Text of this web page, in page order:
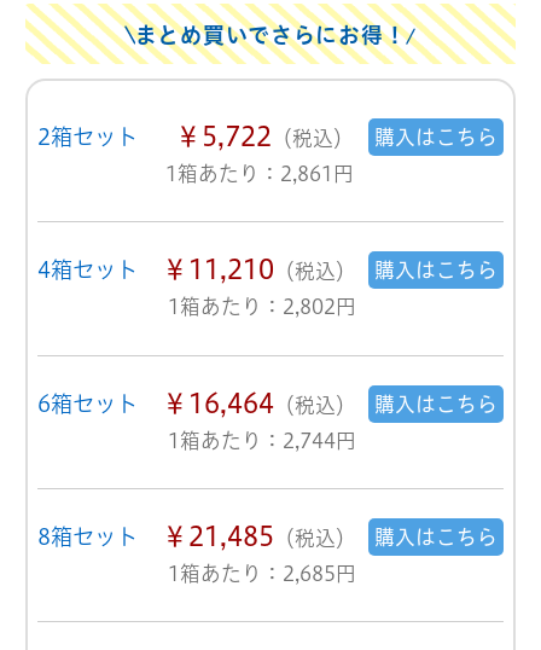
まとめ買いでさらにお得！
2箱セット ￥5,722 （税込）
1箱あたり：2,861円
購入はこちら
4箱セット ￥11,210 （税込）
1箱あたり：2,802円
購入はこちら
6箱セット ￥16,464（税込）
1箱あたり：2,744円
購入はこちら
8箱セット ￥21,485 （税込）
1箱あたり：2,685円
購入はこちら